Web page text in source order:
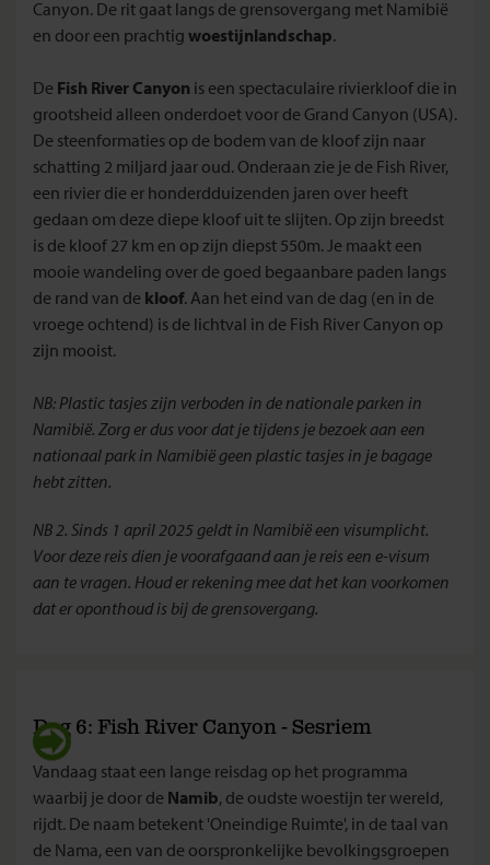
Canyon. De rit gaat langs de grensovergang met Namibië
en door een prachtig woestijnlandschap.
De Fish River Canyon is een spectaculaire rivierkloof die in
grootsheid alleen onderdoet voor de Grand Canyon (USA).
De steenformaties op de bodem van de kloof zijn naar
schatting 2 miljard jaar oud. Onderaan zie je de Fish River,
een rivier die er honderdduizenden jaren over heeft
gedaan om deze diepe kloof uit te slijten. Op zijn breedst
is de kloof 27 km en op zijn diepst 550m. Je maakt een
mooie wandeling over de goed begaanbare paden langs
de rand van de kloof. Aan het eind van de dag (en in de
vroege ochtend) is de lichtval in de Fish River Canyon op
zijn mooist.
NB: Plastic tasjes zijn verboden in de nationale parken in
Namibië. Zorg er dus voor dat je tijdens je bezoek aan een
nationaal park in Namibië geen plastic tasjes in je bagage
hebt zitten.
NB 2. Sinds 1 april 2025 geldt in Namibië een visumplicht.
Voor deze reis dien je voorafgaand aan je reis een e-visum
aan te vragen. Houd er rekening mee dat het kan voorkomen
dat er oponthoud is bij de grensovergang.
Dag 6: Fish River Canyon - Sesriem
Vandaag staat een lange reisdag op het programma
waarbij je door de Namib, de oudste woestijn ter wereld,
rijdt. De naam betekent 'Oneindige Ruimte', in de taal van
de Nama, een van de oorspronkelijke bevolkingsgroepen